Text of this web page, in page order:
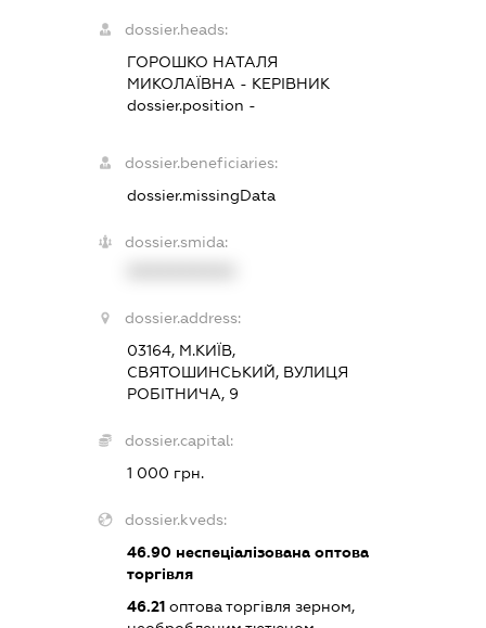
dossier.heads:
ГОРОШКО НАТАЛЯ
МИКОЛАЇВНА - КЕРІВНИК
dossier.position -
dossier.beneficiaries:
dossier.missingData
dossier.smida:
dossier.address:
03164, М.КИЇВ,
СВЯТОШИНСЬКИЙ, ВУЛИЦЯ
РОБІТНИЧА, 9
dossier.capital:
1 000 грн.
dossier.kveds:
46.90 неспеціалізована оптова
торгівля
46.21 оптова торгівля зерном,